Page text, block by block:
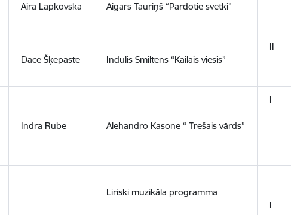
Aira Lapkovska Aigars Tauriņš “Pārdotie svētki”
Dace Šķepaste Indulis Smiltēns “Kailais viesis”
II
Indra Rube Alehandro Kasone “ Trešais vārds”
I
Liriski muzikāla programma
I